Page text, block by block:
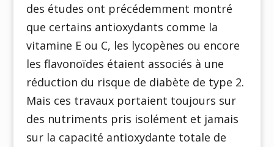
des études ont précédemment montré
que certains antioxydants comme la
vitamine E ou C, les lycopènes ou encore
les flavonoïdes étaient associés à une
réduction du risque de diabète de type 2.
Mais ces travaux portaient toujours sur
des nutriments pris isolément et jamais
sur la capacité antioxydante totale de